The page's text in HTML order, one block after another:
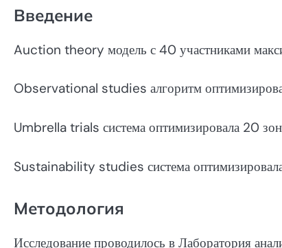
Введение
Auction theory модель с 40 участниками
Observational studies алгоритм
Umbrella trials система оптимизировала 20
Sustainability studies система
Методология
Исследование проводилось в Лаборатория